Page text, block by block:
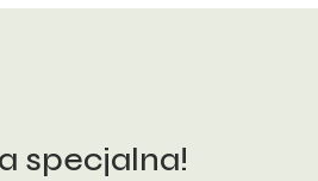
specjalna!